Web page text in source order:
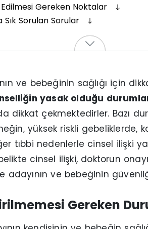
Gereken Noktalar
Sorulan Sorular
ve bebeğinin sağlığı için
yasak olduğu
dikkat çekmektedirler. Bazı
yüksek riskli
tıbbi nedenlerle cinsel ilişki
cinsel ilişki, doktorun
adayının ve bebeğinin
Gereken